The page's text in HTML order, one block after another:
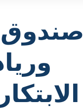
صندوق